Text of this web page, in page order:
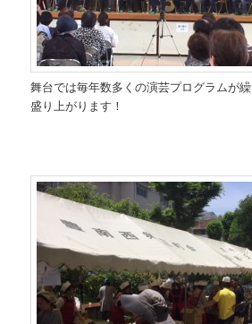
舞台では毎年数多くの演芸プログラムが
盛り上がります！